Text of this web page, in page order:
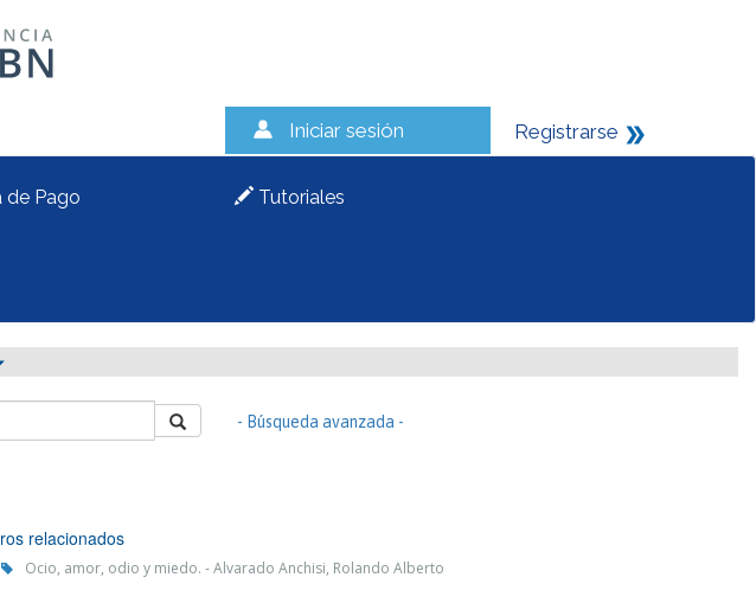
Iniciar sesión Registrarse
de Pago Tutoriales
- Búsqueda avanzada -
relacionados
Ocio, amor, odio y miedo. - Alvarado Anchisi, Rolando Alberto